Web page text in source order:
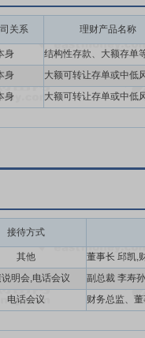
关系 理财产品名称
身
身
身
接待方式
其他
明会,电话会议
电话会议